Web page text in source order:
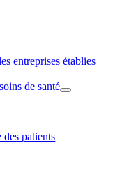
entreprises établies
de santé
patients